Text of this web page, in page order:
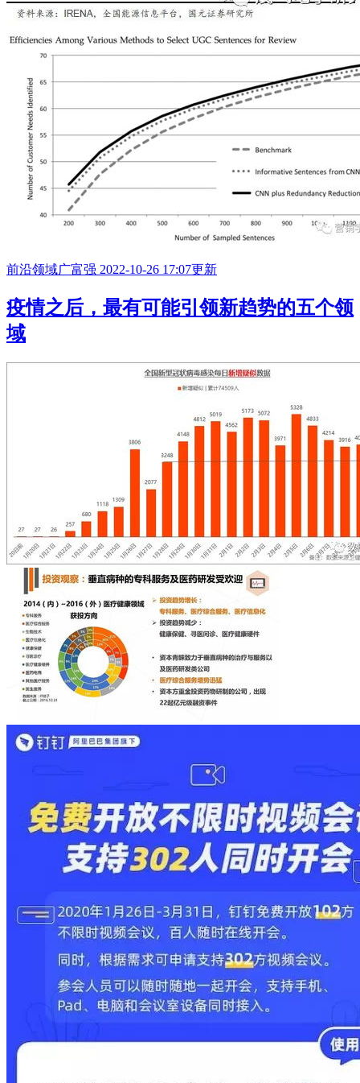
前沿领域广富强 2022-10-26 17:07更新
疫情之后，最有可能引领新趋势的五个领
域